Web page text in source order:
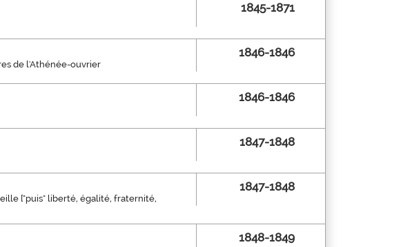
1845-1871
de l'Athénée-ouvrier
1846-1846
1846-1846
1847-1848
["puis" liberté, égalité, fraternité,
1847-1848
1848-1849